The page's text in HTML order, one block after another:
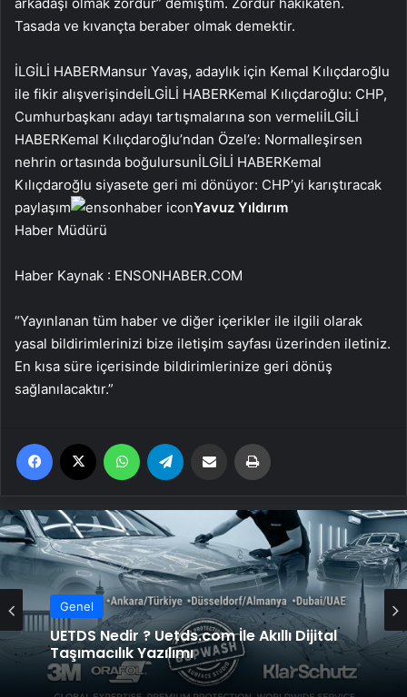
Tasada ve kıvançta beraber olmak demektir.
İLGİLİ HABERMansur Yavaş, adaylık için Kemal Kılıçdaroğlu
ile fikir alışverişindeİLGİLİ HABERKemal Kılıçdaroğlu: CHP,
Cumhurbaşkanı adayı tartışmalarına son vermeliİLGİLİ
HABERKemal Kılıçdaroğlu’ndan Özel’e: Normalleşirsen
nehrin ortasında boğulursunİLGİLİ HABERKemal
Kılıçdaroğlu siyasete geri mi dönüyor: CHP’yi karıştıracak
paylaşım
Yavuz Yıldırım
Haber Müdürü
Haber Kaynak : ENSONHABER.COM
“Yayınlanan tüm haber ve diğer içerikler ile ilgili olarak
yasal bildirimlerinizi bize iletişim sayfası üzerinden iletiniz.
En kısa süre içerisinde bildirimlerinize geri dönüş
sağlanılacaktır.”
Facebook WhatsApp Email'den paylaş
Genel
UETDS Nedir ? Uetds.com İle Akıllı Dijital
Taşımacılık Yazılımı